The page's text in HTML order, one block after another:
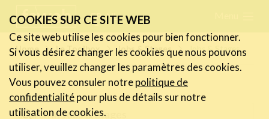
links
Jump
to
navigation
Jump
FR NL
Home Le Toolbox Jobs & Stages Jobs & Stages
Actualités
Activités
Cases Gallery
COOKIES SUR CE SITE WEB
Ce site web utilise les cookies pour bien fonctionner.
Si vous désirez changer les cookies que nous pouvons
utiliser, veuillez changer les paramètres des cookies.
Vous pouvez consuler notrepolitique de
confidentialitépour plus de détails sur notre
utilisation de cookies.